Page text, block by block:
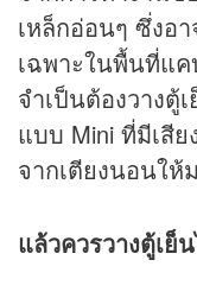
เหล็กอ่อนๆ ซึ่งอ
เฉพาะในพื้นที่แ
จำเป็นต้องวางตู้
แบบ Mini ที่มีเสี
จากเตียงนอนให้
แล้วควรวางตู้เย็